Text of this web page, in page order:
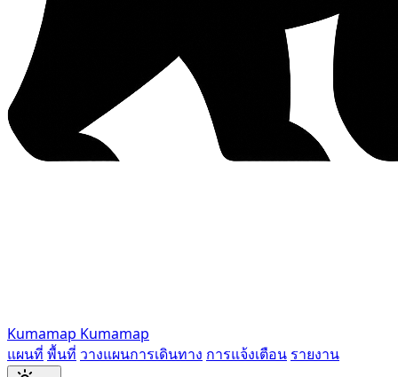
Kumamap Kumamap
แผนที่ พื้นที่ วางแผนการเดินทาง การแจ้งเตือน รายงาน